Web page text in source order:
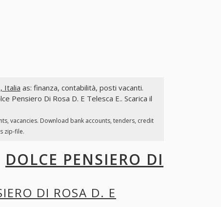
Italia as: finanza, contabilità, posti vacanti.
Pensiero Di Rosa D. E Telesca E.. Scarica il
vacancies. Download bank accounts, tenders, credit
zip-file.
DOLCE PENSIERO DI
DI ROSA D. E